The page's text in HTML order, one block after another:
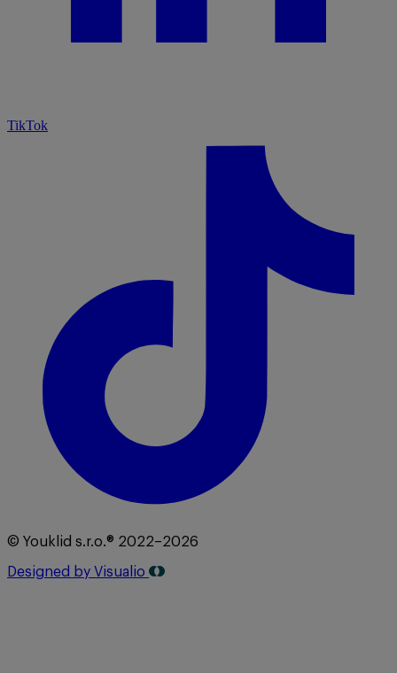
TikTok
© Youklid s.r.o.® 2022–2026
Designed by Visualio